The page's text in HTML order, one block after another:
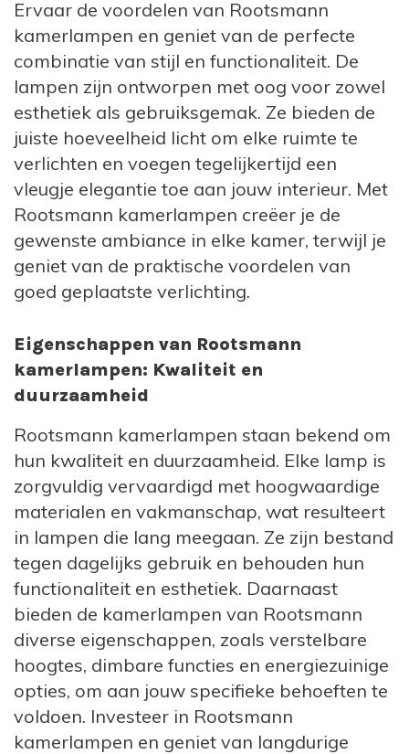
laat jouw huis er op zijn best uitzien, zowel
overdag als 's avonds.
Ervaar de voordelen van Rootsmann
kamerlampen en geniet van de perfecte
combinatie van stijl en functionaliteit. De
lampen zijn ontworpen met oog voor zowel
esthetiek als gebruiksgemak. Ze bieden de
juiste hoeveelheid licht om elke ruimte te
verlichten en voegen tegelijkertijd een
vleugje elegantie toe aan jouw interieur. Met
Rootsmann kamerlampen creëer je de
gewenste ambiance in elke kamer, terwijl je
geniet van de praktische voordelen van
goed geplaatste verlichting.
Eigenschappen van Rootsmann
kamerlampen: Kwaliteit en
duurzaamheid
Rootsmann kamerlampen staan bekend om
hun kwaliteit en duurzaamheid. Elke lamp is
zorgvuldig vervaardigd met hoogwaardige
materialen en vakmanschap, wat resulteert
in lampen die lang meegaan. Ze zijn bestand
tegen dagelijks gebruik en behouden hun
functionaliteit en esthetiek. Daarnaast
bieden de kamerlampen van Rootsmann
diverse eigenschappen, zoals verstelbare
hoogtes, dimbare functies en energiezuinige
opties, om aan jouw specifieke behoeften te
voldoen. Investeer in Rootsmann
kamerlampen en geniet van langdurige